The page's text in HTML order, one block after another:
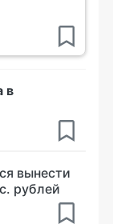
в
вынести
рублей